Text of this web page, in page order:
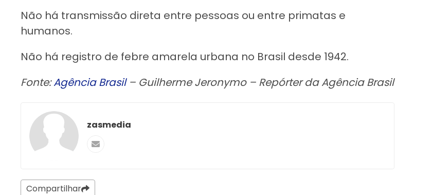
Não há transmissão direta entre pessoas ou entre primatas e
humanos.
Não há registro de febre amarela urbana no Brasil desde 1942.
Fonte:Agência Brasil– Guilherme Jeronymo – Repórter da Agência Brasil
zasmedia
Compartilhar